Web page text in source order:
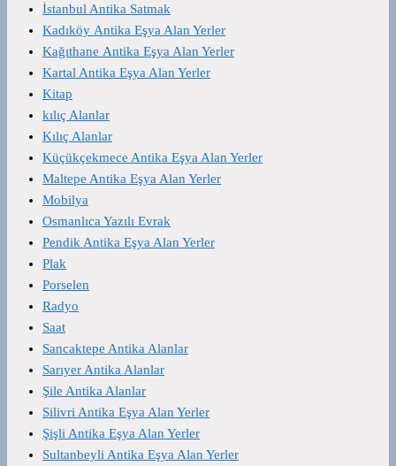
İstanbul Antika Satmak
Kadıköy Antika Eşya Alan Yerler
Kağıthane Antika Eşya Alan Yerler
Kartal Antika Eşya Alan Yerler
Kitap
kılıç Alanlar
Kılıç Alanlar
Küçükçekmece Antika Eşya Alan Yerler
Maltepe Antika Eşya Alan Yerler
Mobilya
Osmanlıca Yazılı Evrak
Pendik Antika Eşya Alan Yerler
Plak
Porselen
Radyo
Saat
Sancaktepe Antika Alanlar
Sarıyer Antika Alanlar
Şile Antika Alanlar
Silivri Antika Eşya Alan Yerler
Şişli Antika Eşya Alan Yerler
Sultanbeyli Antika Eşya Alan Yerler